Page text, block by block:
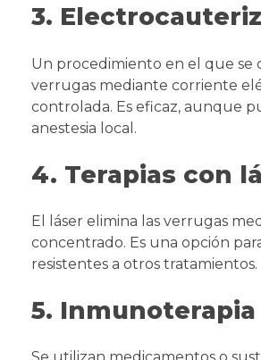
3.
Un procedimiento en el que se
verrugas mediante corriente
controlada. Es eficaz, aunque
anestesia local.
4. Terapias con
El láser elimina las verrugas
concentrado. Es una opción
resistentes a otros tratamientos.
5. Inmunoterapia